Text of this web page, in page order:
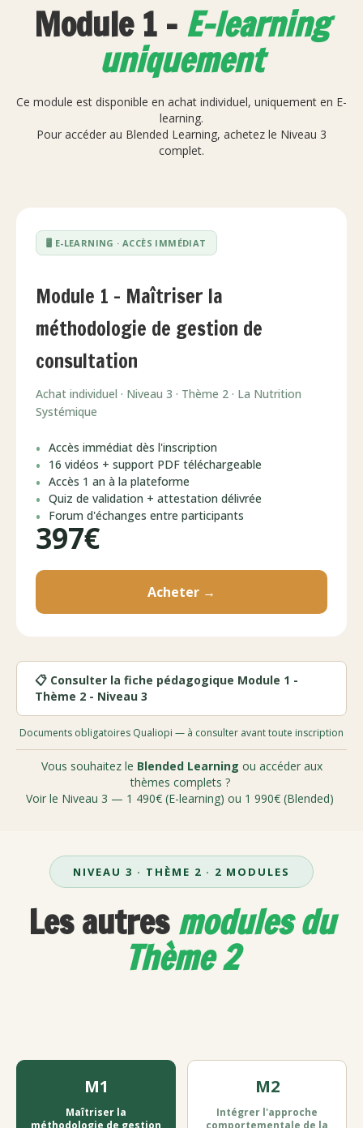
Module 1 - E-learning
uniquement
Ce module est disponible en achat individuel, uniquement en E-
learning.
Pour accéder au Blended Learning, achetez le Niveau 3
complet.
🖥️ E-LEARNING · ACCÈS IMMÉDIAT
Module 1 – Maîtriser la
méthodologie de gestion de
consultation
Achat individuel · Niveau 3 · Thème 2 · La Nutrition
Systémique
Accès immédiat dès l'inscription
16 vidéos + support PDF téléchargeable
Accès 1 an à la plateforme
Quiz de validation + attestation délivrée
Forum d'échanges entre participants
397€
Acheter →
📋 Consulter la fiche pédagogique Module 1 -
Thème 2 - Niveau 3
Documents obligatoires Qualiopi — à consulter avant toute inscription
Vous souhaitez le Blended Learning ou accéder aux
thèmes complets ?
Voir le Niveau 3 — 1 490€ (E-learning) ou 1 990€ (Blended)
NIVEAU 3 · THÈME 2 · 2 MODULES
Les autresmodules du
Thème 2
M1
Maîtriser la
méthodologie de gestion
M2
Intégrer l'approche
comportementale de la